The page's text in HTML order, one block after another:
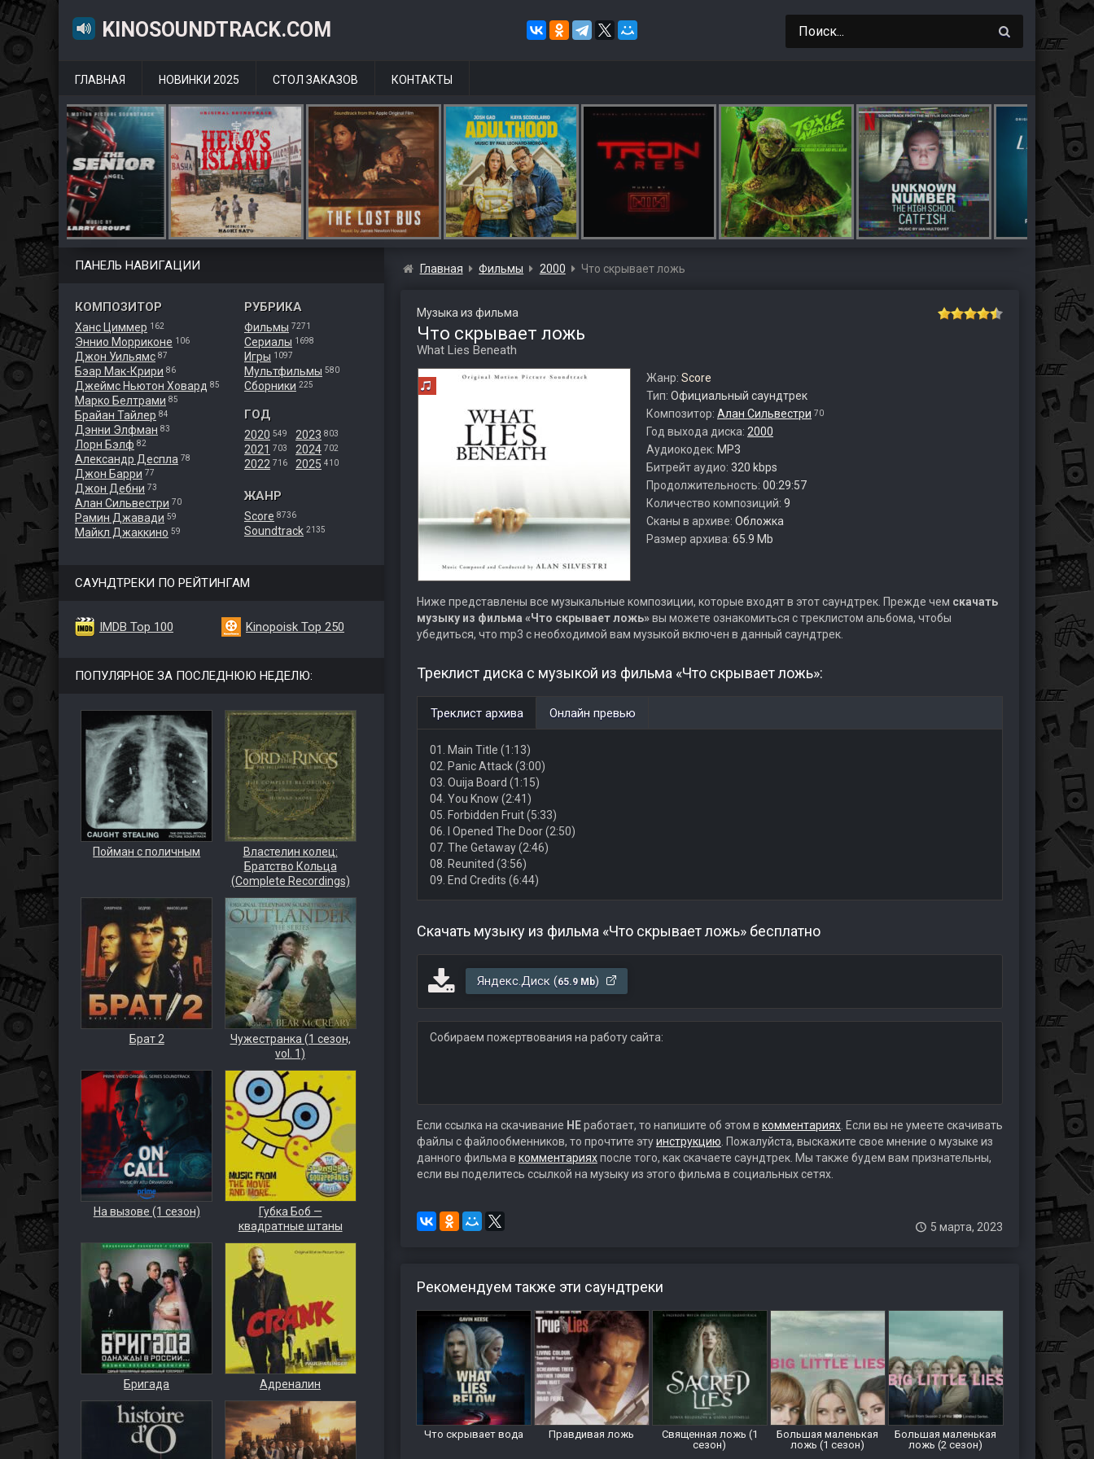
KINOSOUNDTRACK.COM
ГЛАВНАЯ НОВИНКИ 2025 СТОЛ ЗАКАЗОВ КОНТАКТЫ
ПАНЕЛЬ НАВИГАЦИИ
КОМПОЗИТОР
Ханс Циммер 162
Эннио Морриконе 106
Джон Уильямс 87
Бэар Мак-Крири 86
Джеймс Ньютон Ховард 85
Марко Белтрами 85
Брайан Тайлер 84
Дэнни Элфман 83
Лорн Бэлф 82
Александр Деспла 78
Джон Барри 77
Джон Дебни 73
Алан Сильвестри 70
Рамин Джавади 59
Майкл Джаккино 59
РУБРИКА
Фильмы 7271
Сериалы 1698
Игры 1097
Мультфильмы 580
Сборники 225
ГОД
2020 549
2021 703
2022 716
2023 803
2024 702
2025 410
ЖАНР
Score 8736
Soundtrack 2135
САУНДТРЕКИ ПО РЕЙТИНГАМ
IMDB Top 100 Kinopoisk Top 250
ПОПУЛЯРНОЕ ЗА ПОСЛЕДНЮЮ НЕДЕЛЮ:
Пойман с поличным
Властелин колец:
Братство Кольца
(Complete Recordings)
Брат 2
Чужестранка (1 сезон,
vol. 1)
На вызове (1 сезон)
Губка Боб —
квадратные штаны
Бригада Адреналин
Главная Фильмы 2000 Что скрывает ложь
Музыка из фильма
Что скрывает ложь
What Lies Beneath
Жанр: Score
Тип: Официальный саундтрек
Композитор: Алан Сильвестри 70
Год выхода диска: 2000
Аудиокодек: MP3
Битрейт аудио: 320 kbps
Продолжительность: 00:29:57
Количество композиций: 9
Сканы в архиве: Обложка
Размер архива: 65.9 Mb
Ниже представлены все музыкальные композиции, которые входят в этот саундтрек. Прежде чем скачать
музыку из фильма «Что скрывает ложь»вы можете ознакомиться с треклистом альбома, чтобы
убедиться, что mp3 с необходимой вам музыкой включен в данный саундтрек.
Треклист диска с музыкой из фильма «Что скрывает ложь»:
Треклист архива Онлайн превью
01. Main Title (1:13)
02. Panic Attack (3:00)
03. Ouija Board (1:15)
04. You Know (2:41)
05. Forbidden Fruit (5:33)
06. I Opened The Door (2:50)
07. The Getaway (2:46)
08. Reunited (3:56)
09. End Credits (6:44)
Скачать музыку из фильма «Что скрывает ложь» бесплатно
Яндекс.Диск (65.9 Mb)
Собираем пожертвования на работу сайта:
Если ссылка на скачивание НЕработает, то напишите об этом в комментариях. Если вы не умеете скачивать
файлы с файлообменников, то прочтите этуинструкцию . Пожалуйста, выскажите свое мнение о музыке из
данного фильма в комментарияхпосле того, как скачаете саундтрек. Мы также будем вам признательны,
если вы поделитесь ссылкой на музыку из этого фильма в социальных сетях.
5 марта, 2023
Рекомендуем также эти саундтреки
Что скрывает вода Правдивая ложь
Священная ложь (1
сезон)
Большая маленькая
ложь (1 сезон)
Большая маленькая
ложь (2 сезон)